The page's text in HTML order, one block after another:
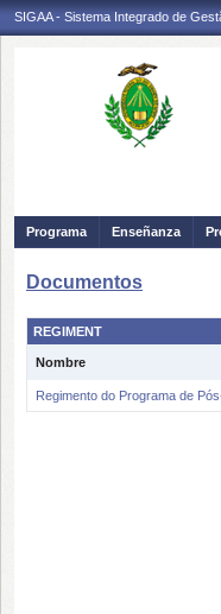
SIGAA - Sistema Integrado de
Programa Enseñanza
Documentos
REGIMENT
Nombre
Regimento do Programa de